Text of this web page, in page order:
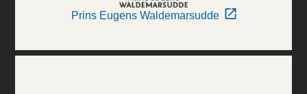
Prins Eugens Waldemarsudde